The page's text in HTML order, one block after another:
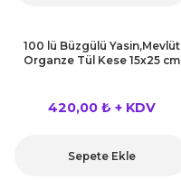
100 lü Büzgülü Yasin,Mevlüt
Organze Tül Kese 15x25 cm
420,00 ₺ + KDV
Sepete Ekle